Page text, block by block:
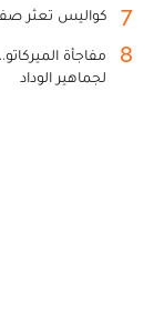
7 كواليس تعثر
8
مفاجأة
لجماهير الوداد